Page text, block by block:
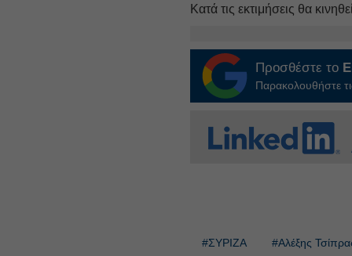
Κατά τις εκτιμήσεις θα
Προσθέστε το
Παρακολουθήστε
#ΣΥΡΙΖΑ #Αλέξης